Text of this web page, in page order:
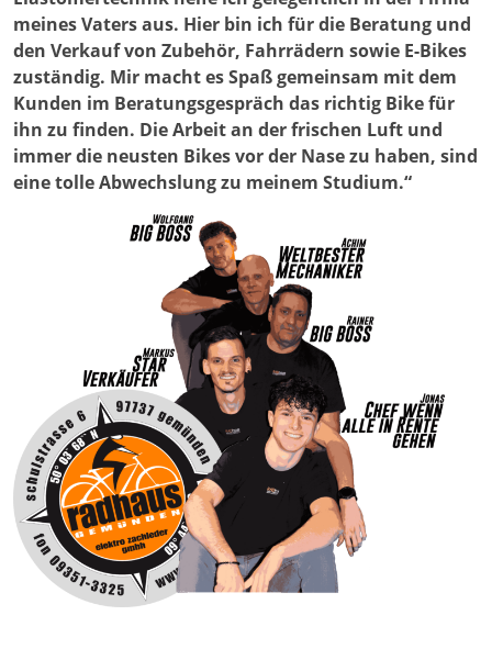
meines Vaters aus. Hier bin ich für die Beratung und
den Verkauf von Zubehör, Fahrrädern sowie E-Bikes
zuständig. Mir macht es Spaß gemeinsam mit dem
Kunden im Beratungsgespräch das richtig Bike für
ihn zu finden. Die Arbeit an der frischen Luft und
immer die neusten Bikes vor der Nase zu haben, sind
eine tolle Abwechslung zu meinem Studium.“